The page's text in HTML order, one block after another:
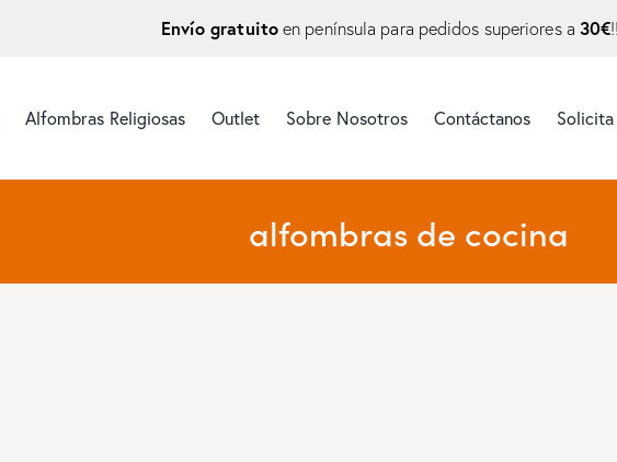
Envío gratuitoen península para pedidos superiores a 30€!!
Alfombras Religiosas Outlet Sobre Nosotros Contáctanos
alfombras de cocina